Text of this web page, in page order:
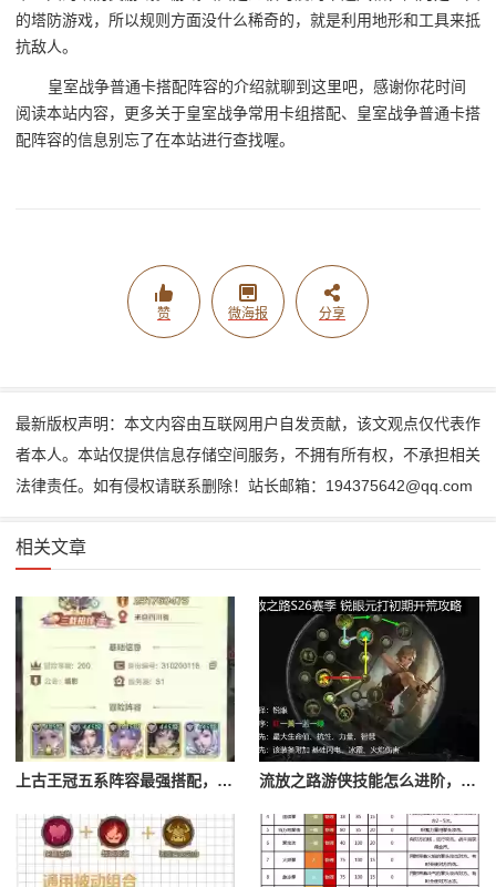
的塔防游戏，所以规则方面没什么稀奇的，就是利用地形和工具来抵
抗敌人。
皇室战争普通卡搭配阵容的介绍就聊到这里吧，感谢你花时间
阅读本站内容，更多关于皇室战争常用卡组搭配、皇室战争普通卡搭
配阵容的信息别忘了在本站进行查找喔。
赞 微海报 分享
最新版权声明：本文内容由互联网用户自发贡献，该文观点仅代表作
者本人。本站仅提供信息存储空间服务，不拥有所有权，不承担相关
法律责任。如有侵权请联系删除！站长邮箱：194375642@qq.com
相关文章
上古王冠五系阵容最强搭配，上古王冠五星排行 流放之路游侠技能怎么进阶，流放之路游侠技能怎么进阶的